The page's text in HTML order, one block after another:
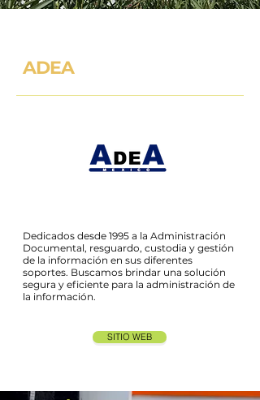
ADEA
Dedicados desde 1995 a la Administración
Documental, resguardo, custodia y gestión
de la información en sus diferentes
soportes. Buscamos brindar una solución
segura y eficiente para la administración de
la información.
SITIO WEB